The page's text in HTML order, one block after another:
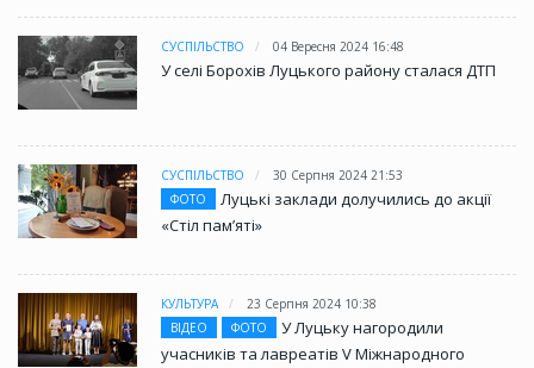
СУСПІЛЬСТВО 04 Вересня 2024 16:48
У селі Борохів Луцького району сталася ДТП
СУСПІЛЬСТВО
30 Серпня 2024 21:53
ФОТО
Луцькі заклади долучились до акції
«Стіл памʼяті»
КУЛЬТУРА
23 Серпня 2024 10:38
ВІДЕО
ФОТО
У Луцьку нагородили
учасників та лавреатів V Міжнародного